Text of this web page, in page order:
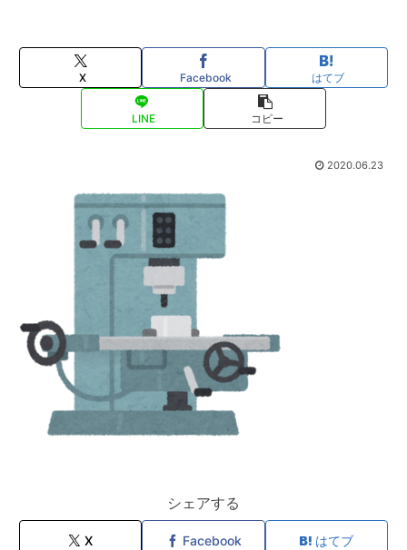
X Facebook はてブ
LINE コピー
2020.06.23
シェアする
X Facebook はてブ